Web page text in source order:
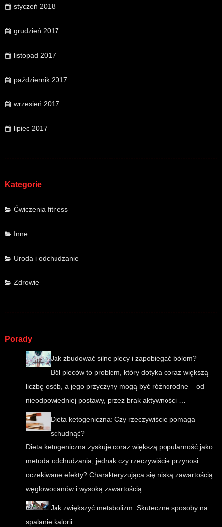
styczeń 2018
grudzień 2017
listopad 2017
październik 2017
wrzesień 2017
lipiec 2017
Kategorie
Ćwiczenia fitness
Inne
Uroda i odchudzanie
Zdrowie
Porady
Jak zbudować silne plecy i zapobiegać bólom?
Ból pleców to problem, który dotyka coraz większą
liczbę osób, a jego przyczyny mogą być różnorodne – od
nieodpowiedniej postawy, przez brak aktywności …
Dieta ketogeniczna: Czy rzeczywiście pomaga
schudnąć?
Dieta ketogeniczna zyskuje coraz większą popularność jako
metoda odchudzania, jednak czy rzeczywiście przynosi
oczekiwane efekty? Charakteryzująca się niską zawartością
węglowodanów i wysoką zawartością …
Jak zwiększyć metabolizm: Skuteczne sposoby na
spalanie kalorii